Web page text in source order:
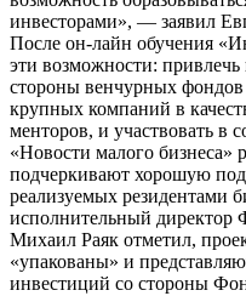
инвесторами», — заявил
После он-лайн обучения
эти возможности:
стороны венчурных фондов
крупных компаний в
менторов, и участвовать в
«Новости малого бизнеса»
подчеркивают хорошую
реализуемых резидентами
исполнительный директор
Михаил Раяк отметил,
«упакованы» и
инвестиций со стороны